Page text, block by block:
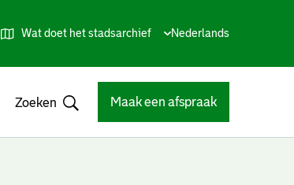
Wat doet het stadsarchief
Huidige
Nederlands
Zoeken Maak een afspraak